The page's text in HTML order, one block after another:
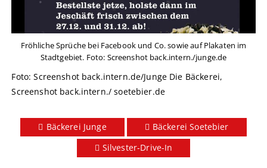
Fröhliche Sprüche bei Facebook und Co. sowie auf Plakaten im
Stadtgebiet. Foto: Screenshot back.intern./junge.de
Foto: Screenshot back.intern.de/Junge Die Bäckerei,
Screenshot back.intern./ soetebier.de
Bäckerei Junge
Bäckerei Soetebier
Silvester-Drive-In